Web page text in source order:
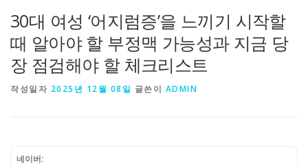
30대 여성 ‘어지럼증’을 느끼기 시작할
때 알아야 할 부정맥 가능성과 지금 당
장 점검해야 할 체크리스트
작성일자 2025년 12월 08일 글쓴이 ADMIN
네이버: